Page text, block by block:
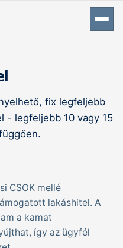
fix legfeljebb
- legfeljebb 10 vagy 15
CSOK mellé
lakáshitel. A
a kamat
így az ügyfél